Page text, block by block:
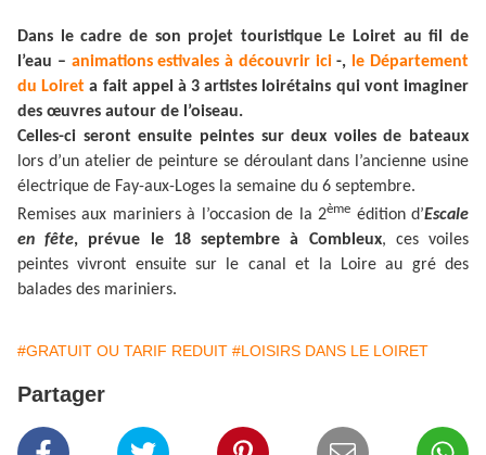
Dans le cadre de son projet touristique Le Loiret au fil de
l’eau – animations estivales à découvrir ici-, le Département
du Loiret a fait appel à 3 artistes loirétains qui vont imaginer
des œuvres autour de l’oiseau.
Celles-ci seront ensuite peintes sur deux voiles de bateaux
lors d’un atelier de peinture se déroulant dans l’ancienne usine
électrique de Fay-aux-Loges la semaine du 6 septembre.
Remises aux mariniers à l’occasion de la 2ème édition d’Escale
en fête, prévue le 18 septembre à Combleux, ces voiles
peintes vivront ensuite sur le canal et la Loire au gré des
balades des mariniers.
#GRATUIT OU TARIF REDUIT #LOISIRS DANS LE LOIRET
Partager